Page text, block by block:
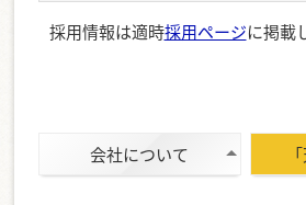
採用情報は適時採用ページに掲載
会社について